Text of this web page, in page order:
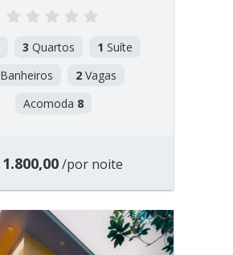
3 Quartos 1 Suíte
Banheiros 2Vagas
Acomoda 8
1.800,00/por noite